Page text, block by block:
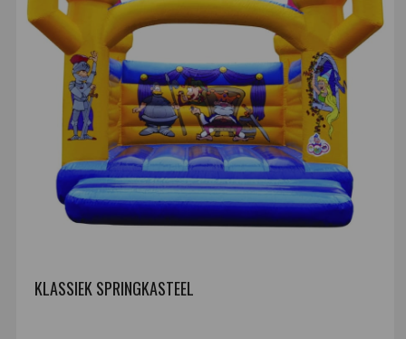
KLASSIEK SPRINGKASTEEL